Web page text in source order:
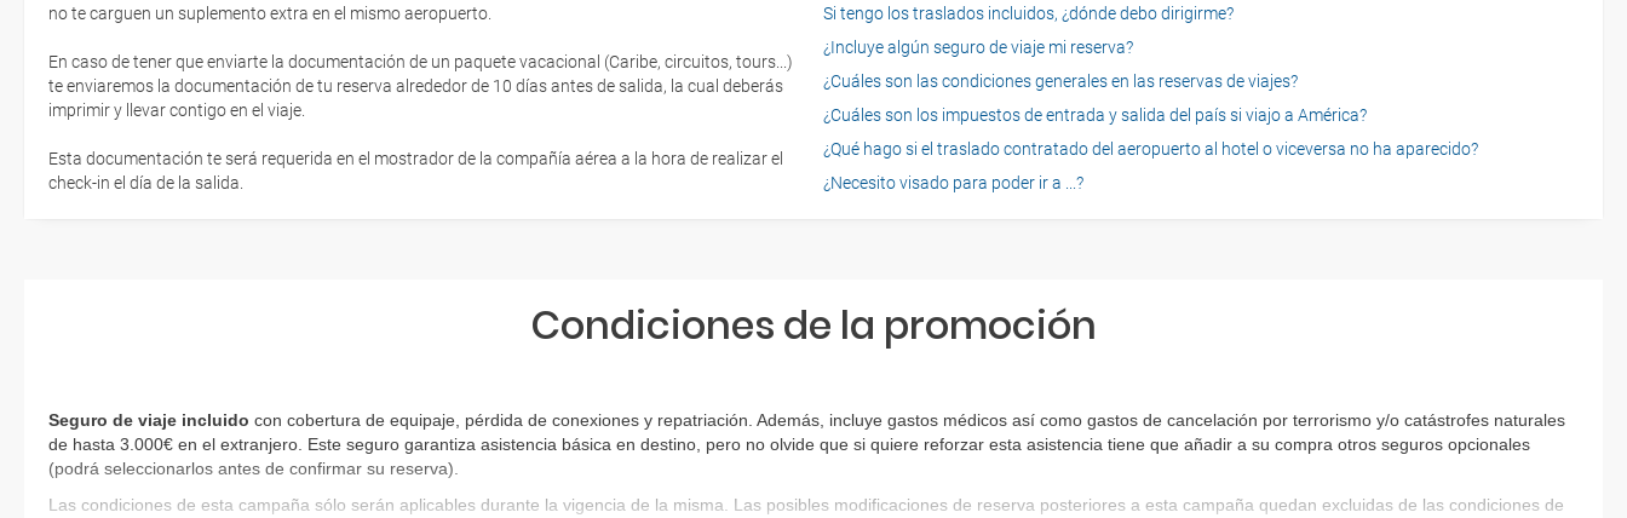
no te carguen un suplemento extra en el mismo aeropuerto.
En caso de tener que enviarte la documentación de un paquete vacacional (Caribe, circuitos, tours...)
te enviaremos la documentación de tu reserva alrededor de 10 días antes de salida, la cual deberás
imprimir y llevar contigo en el viaje.
Esta documentación te será requerida en el mostrador de la compañía aérea a la hora de realizar el
check-in el día de la salida.
Si tengo los traslados incluidos, ¿dónde debo dirigirme?
¿Incluye algún seguro de viaje mi reserva?
¿Cuáles son las condiciones generales en las reservas de viajes?
¿Cuáles son los impuestos de entrada y salida del país si viajo a América?
¿Qué hago si el traslado contratado del aeropuerto al hotel o viceversa no ha aparecido?
¿Necesito visado para poder ir a ...?
Condiciones de la promoción
Seguro de viaje incluido con cobertura de equipaje, pérdida de conexiones y repatriación. Además, incluye gastos médicos así como gastos de cancelación por terrorismo y/o catástrofes naturales
de hasta 3.000€ en el extranjero. Este seguro garantiza asistencia básica en destino, pero no olvide que si quiere reforzar esta asistencia tiene que añadir a su compra otros seguros opcionales
(podrá seleccionarlos antes de confirmar su reserva)
Las condiciones de esta campaña sólo serán aplicables durante la vigencia de la misma. Las posibles modificaciones de reserva posteriores a esta campaña quedan excluidas de las condiciones de